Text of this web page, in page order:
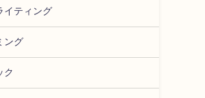
イティング
ング
ク